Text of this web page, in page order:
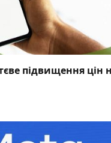
підвищення цін